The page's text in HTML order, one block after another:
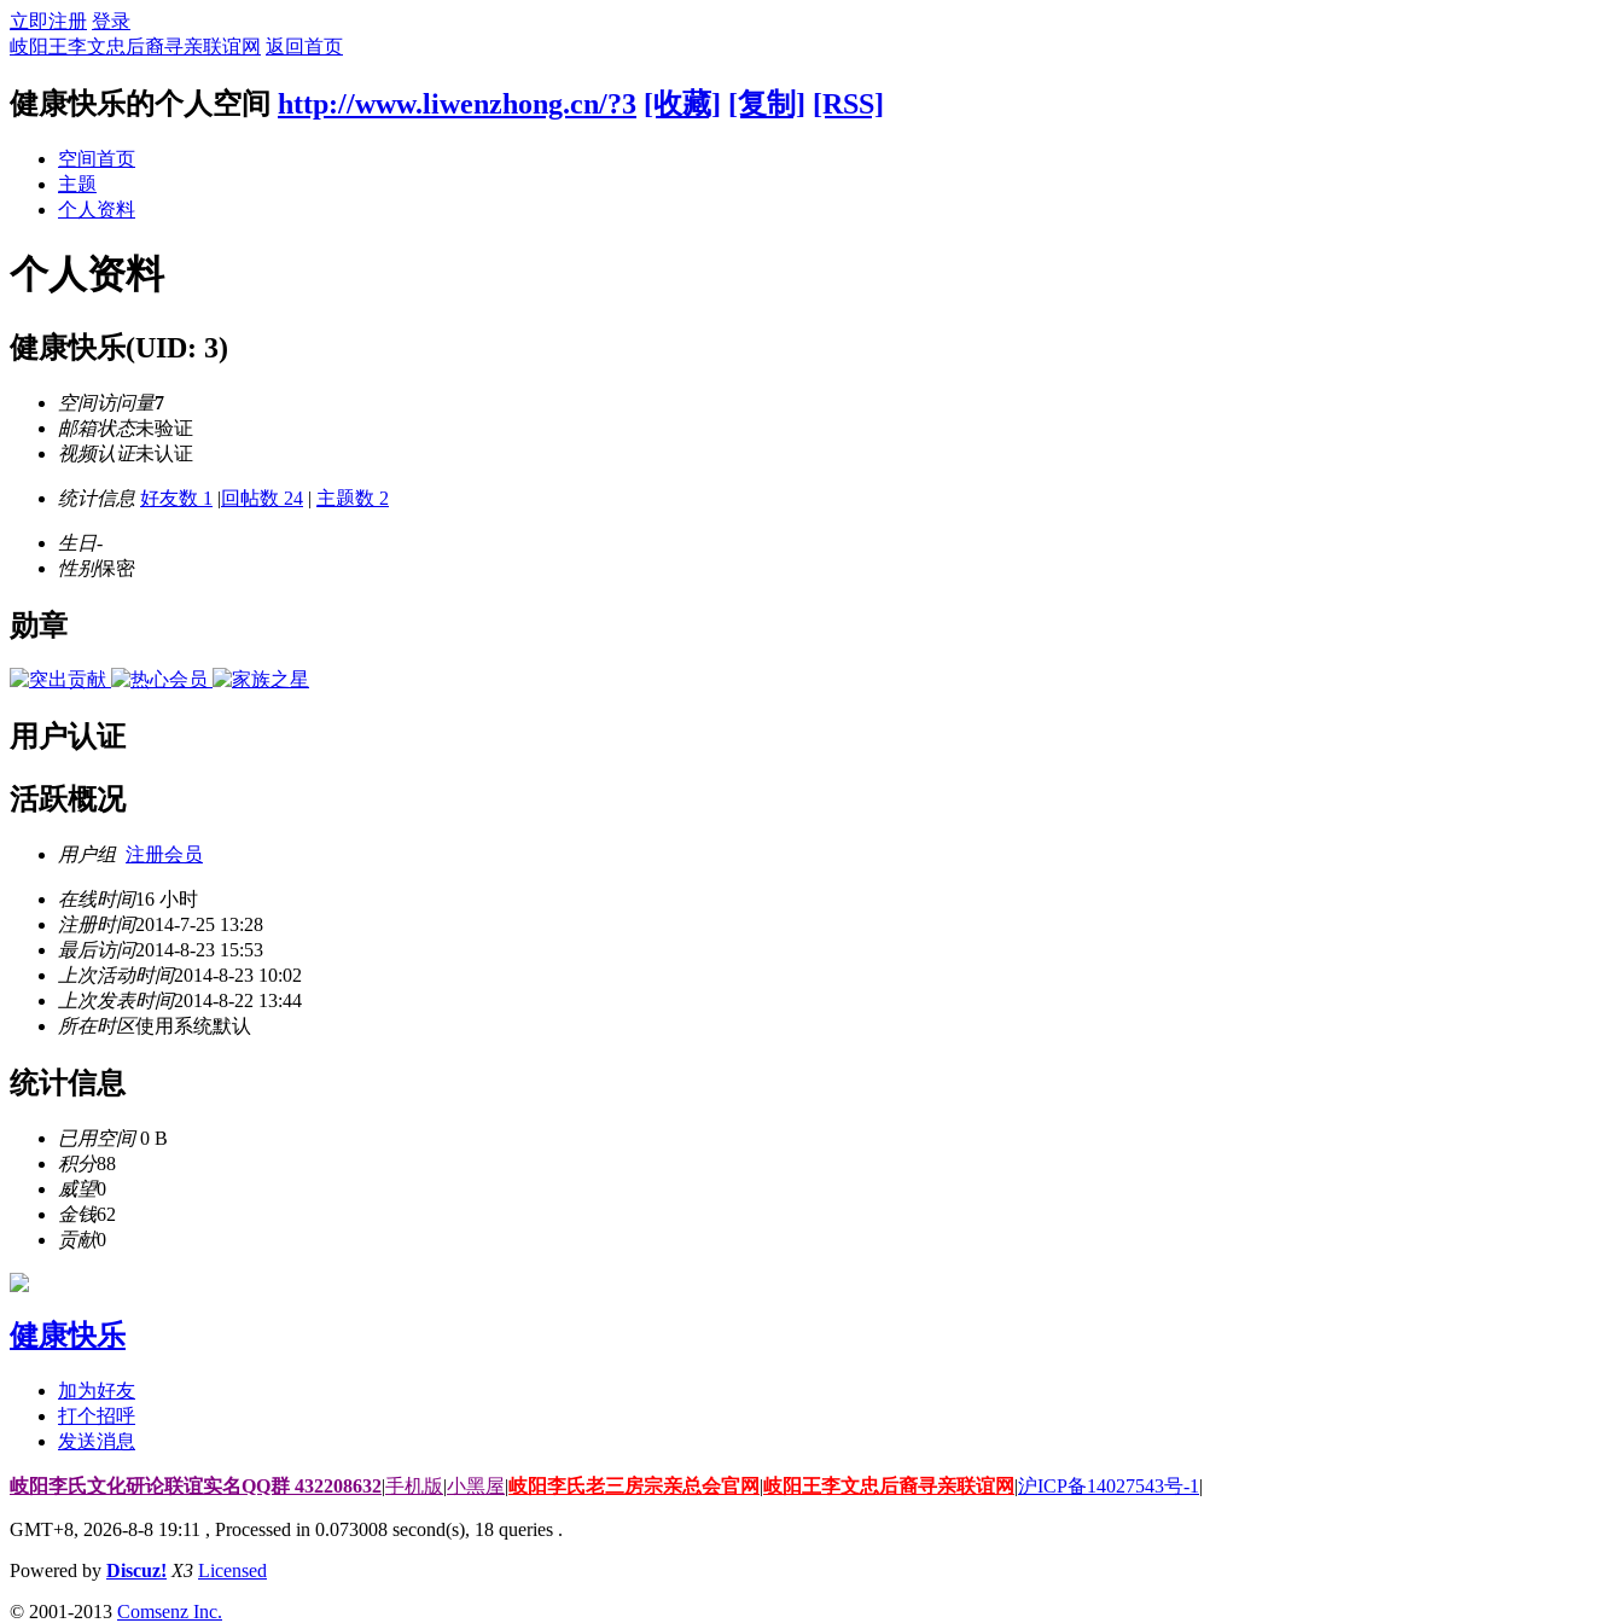
立即注册 登录
岐阳王李文忠后裔寻亲联谊网 返回首页
健康快乐的个人空间 http://www.liwenzhong.cn/?3 [收藏] [复制] [RSS]
空间首页
主题
个人资料
个人资料
健康快乐(UID: 3)
空间访问量7
邮箱状态未验证
视频认证未认证
统计信息 好友数 1 |回帖数 24 | 主题数 2
生日-
性别保密
勋章
用户认证
活跃概况
用户组 注册会员
在线时间16 小时
注册时间2014-7-25 13:28
最后访问2014-8-23 15:53
上次活动时间2014-8-23 10:02
上次发表时间2014-8-22 13:44
所在时区使用系统默认
统计信息
已用空间0 B
积分88
威望0
金钱62
贡献0
健康快乐
加为好友
打个招呼
发送消息
岐阳李氏文化研论联谊实名QQ群 432208632|手机版|小黑屋|岐阳李氏老三房宗亲总会官网|岐阳王李文忠后裔寻亲联谊网|沪ICP备14027543号-1 |
GMT+8, 2026-8-8 19:11 , Processed in 0.073008 second(s), 18 queries .
Powered by Discuz! X3 Licensed
© 2001-2013 Comsenz Inc.